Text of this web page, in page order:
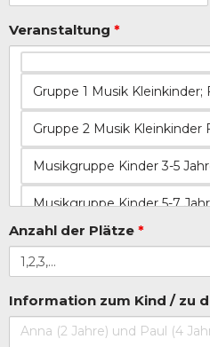
Veranstaltung *
Anzahl der Plätze *
Information zum Kind / zu